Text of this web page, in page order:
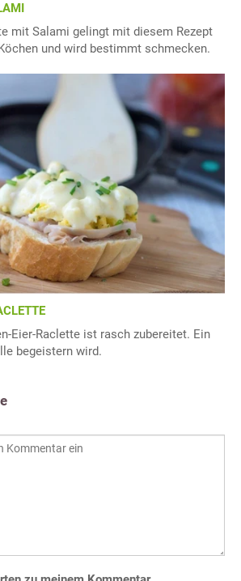
mit Salami gelingt mit diesem Rezept
und wird bestimmt schmecken.
Eier-Raclette ist rasch zubereitet. Ein
begeistern wird.